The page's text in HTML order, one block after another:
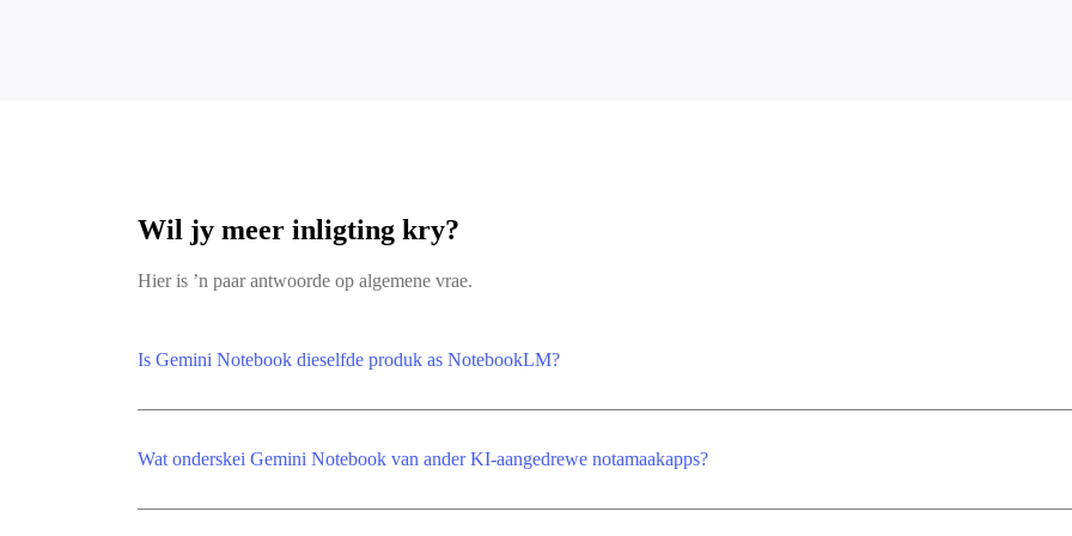
Wil jy meer inligting kry?
Hier is ’n paar antwoorde op algemene vrae.
Is Gemini Notebook dieselfde produk as NotebookLM?
Wat onderskei Gemini Notebook van ander KI-aangedrewe notamaakapps?